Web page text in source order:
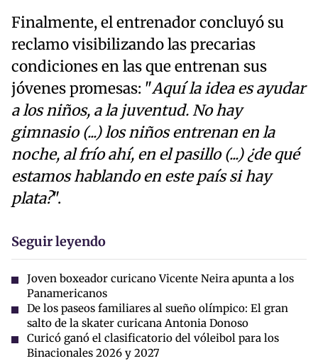
Finalmente, el entrenador concluyó su
reclamo visibilizando las precarias
condiciones en las que entrenan sus
jóvenes promesas: "Aquí la idea es ayudar
a los niños, a la juventud. No hay
gimnasio (...) los niños entrenan en la
noche, al frío ahí, en el pasillo (...) ¿de qué
estamos hablando en este país si hay
plata?".
Seguir leyendo
Joven boxeador curicano Vicente Neira apunta a los
Panamericanos
De los paseos familiares al sueño olímpico: El gran
salto de la skater curicana Antonia Donoso
Curicó ganó el clasificatorio del vóleibol para los
Binacionales 2026 y 2027